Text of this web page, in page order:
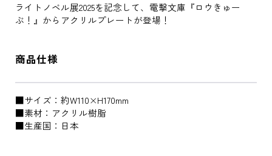
ライトノベル展2025を記念して、電撃文庫『ロウきゅー
ぶ！』からアクリルプレートが登場！
商品仕様
■サイズ：約W110×H170mm
■素材：アクリル樹脂
■生産国：日本